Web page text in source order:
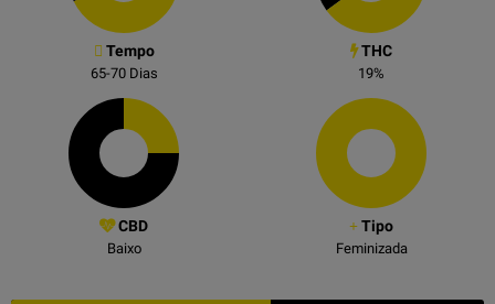
Tempo
65-70Dias
THC
19%
CBD
Baixo
Tipo
Feminizada